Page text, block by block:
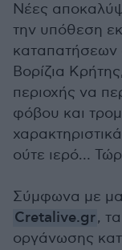
Νέες
την υπόθεση
καταπατήσεων
Βορίζια
περιοχής να
φόβου και
ούτε ιερό…
Σύμφωνα με
Cretalive.gr,
οργάνωσης